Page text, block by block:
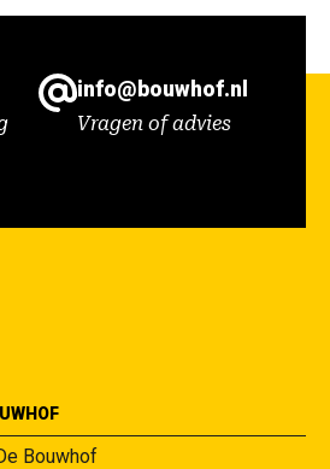
info@bouwhof.nl
Vragen of advies
Bouwhof